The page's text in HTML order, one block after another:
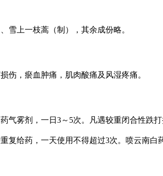
雪上一枝蒿（制），其余成份略。
伤，瘀血肿痛，肌肉酸痛及风湿疼痛。
气雾剂，一日3～5次。凡遇较重闭合性跌
复给药，一天使用不得超过3次。喷云南